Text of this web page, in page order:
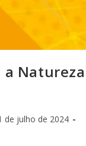
a
de julho de 2024